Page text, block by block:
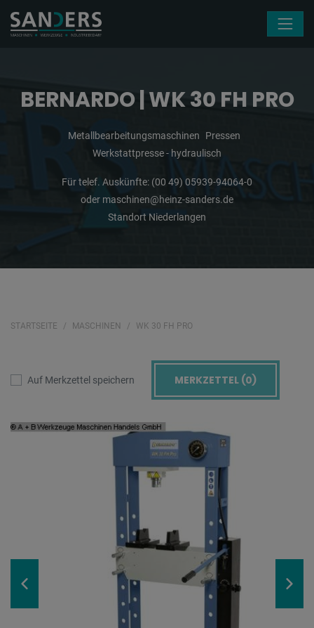
BERNARDO | WK 30 FH PRO
Metallbearbeitungsmaschinen
Pressen
Werkstattpresse - hydraulisch
Für telef. Auskünfte: (00 49) 05939-94064-0
oder maschinen@heinz-sanders.de
Standort Niederlangen
STARTSEITE MASCHINEN WK 30 FH PRO
Auf Merkzettel speichern MERKZETTEL (0)